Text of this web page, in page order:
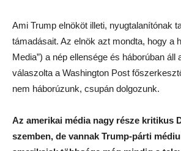
Ami Trump elnököt illeti, nyugtalanítónak
támadásait. Az elnök azt mondta, hogy a
Media”) a nép ellensége és háborúban áll
válaszolta a Washington Post
nem háborúzunk, csupán dolgozunk.
Az amerikai média nagy része kritikus
szemben, de vannak Trump-párti